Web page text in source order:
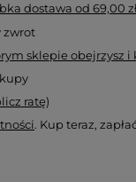
dostawa od 69,00
zwrot
sklepie obejrzysz i
ratę)
. Kup teraz,